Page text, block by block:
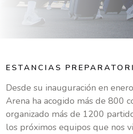
ESTANCIAS
Desde su inauguración en
Arena ha acogido más de 800
organizado más de 1200
los próximos equipos que nos